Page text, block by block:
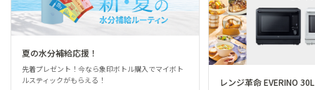
夏の水分補給応援！
先着プレゼント！今なら象印ボトル購入でマイボト
ルスティックがもらえる！
レンジ革命 EVERINO 30L